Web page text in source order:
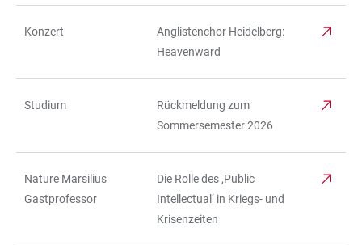
Konzert
Anglistenchor Heidelberg:
Heavenward
Studium
Rückmeldung zum
Sommersemester 2026
Nature Marsilius
Gastprofessor
Die Rolle des ,Public
Intellectual‘ in Kriegs- und
Krisenzeiten